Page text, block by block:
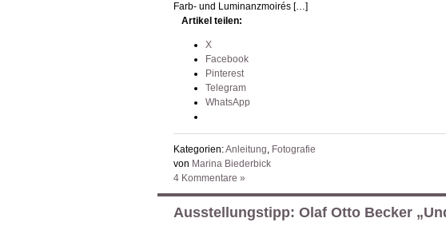
Farb- und Luminanzmoirés […]
Artikel teilen:
X
Facebook
Pinterest
Telegram
WhatsApp
Kategorien:Anleitung, Fotografie
von Marina Biederbick
4 Kommentare »
Ausstellungstipp: Olaf Otto Becker